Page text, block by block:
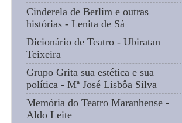
Cinderela de Berlim e outras
histórias - Lenita de Sá
Dicionário de Teatro - Ubiratan
Teixeira
Grupo Grita sua estética e sua
política - Mª José Lisbôa Silva
Memória do Teatro Maranhense -
Aldo Leite